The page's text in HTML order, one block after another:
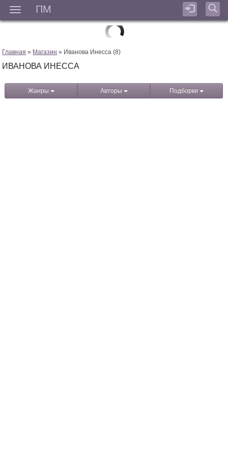
ПМ
Главная » Магазин » Иванова Инесса (8)
ИВАНОВА ИНЕССА
Жанры Авторы Подборки